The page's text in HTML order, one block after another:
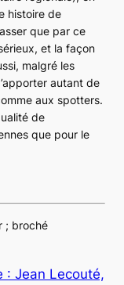
histoire de
que par ce
et la façon
malgré les
autant de
aux spotters.
de
que pour le
; broché
: Jean Lecouté,